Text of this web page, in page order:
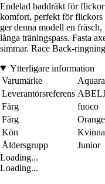
Endelad baddräkt för
komfort, perfekt för flickors
ger denna modell en
långa träningspass. Fasta
simmar. Race Back-
Ytterligare information
Varumärke
Leverantörsreferens
Färg
fuoco
Färg
Orange
Kön
Kvinna
Åldersgrupp
Junior
Loading...
Loading...